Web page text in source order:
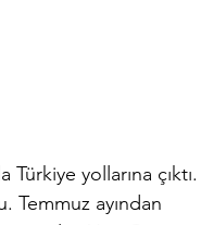
yollarına çıktı.
Temmuz ayından